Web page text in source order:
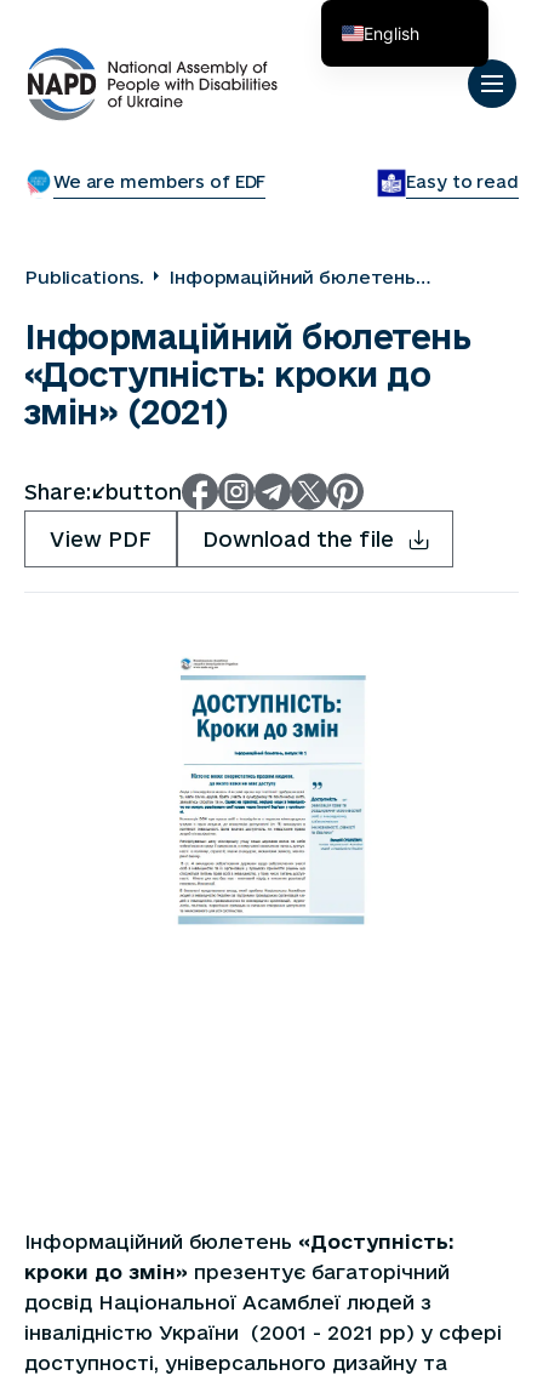
We are members of EDF Easy to read
Publications.
Інформаційний бюлетень
Інформаційний бюлетень
«Доступність: кроки до
змін» (2021)
Share:</button
View PDF Download the file
Інформаційний бюлетень «Доступність:
кроки до змін» презентує багаторічний
досвід Національної Асамблеї людей з
інвалідністю України (2001 - 2021 рр) у сфері
доступності, універсального дизайну та
English
Українська